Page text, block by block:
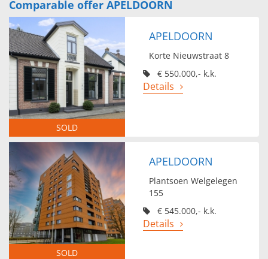
Comparable offer APELDOORN
SOLD
APELDOORN
Korte Nieuwstraat 8
€ 550.000,- k.k.
Details
SOLD
APELDOORN
Plantsoen Welgelegen
155
€ 545.000,- k.k.
Details